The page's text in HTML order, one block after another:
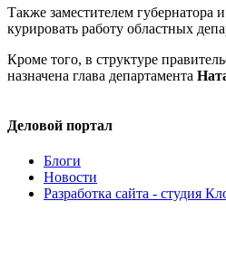
Также заместителем губернатора
курировать работу областных
Кроме того, в структуре
назначена глава департамента
Деловой портал
Блоги
Новости
Разработка сайта - студия